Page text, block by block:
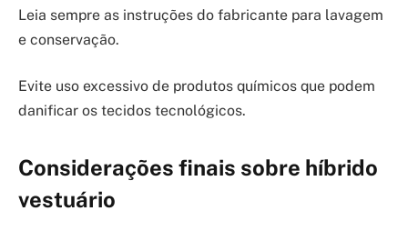
Leia sempre as instruções do fabricante para lavagem
e conservação.
Evite uso excessivo de produtos químicos que podem
danificar os tecidos tecnológicos.
Considerações finais sobre híbrido
vestuário